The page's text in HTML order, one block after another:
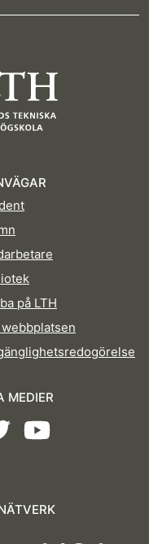
på LTH
webbplatsen
MEDIER
Youtube